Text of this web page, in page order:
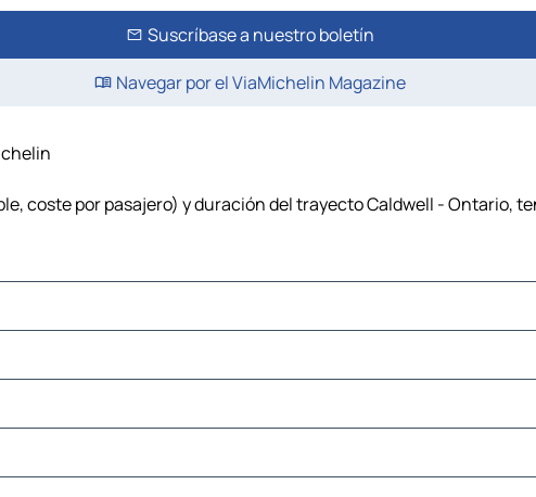
Suscríbase a nuestro boletín
Navegar por el ViaMichelin Magazine
coste por pasajero) y duración del trayecto Caldwell - Ontario,